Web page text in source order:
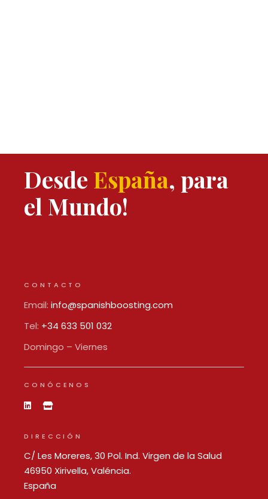
Desde España, para
el Mundo!
CONTACTO
Email:info@spanishboosting.com
Tel: +34 633 501 032
Domingo – Viernes
CONÓCENOS
DIRECCIÓN
C/ Les Moreres, 30 Pol. Ind. Virgen de la Salud
46950 Xirivella, Valéncia.
España